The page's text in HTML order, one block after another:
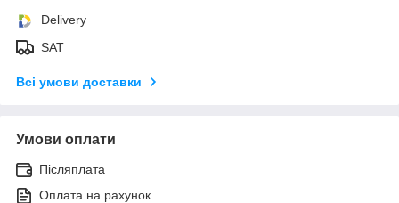
Delivery
SAT
Всі умови доставки
Умови оплати
Післяплата
Оплата на рахунок